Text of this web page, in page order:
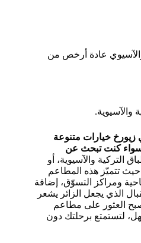
عادة أرخص من
خيارات متنوعة
سواء كنت تبحث عن
التركية والآسيوية، أو
تتميّز هذه المطاعم
ومراكز التسوّق، إضافة
الذي يجعل الزائر يشعر
العثور على مطاعم
لتستمتع برحلتك دون